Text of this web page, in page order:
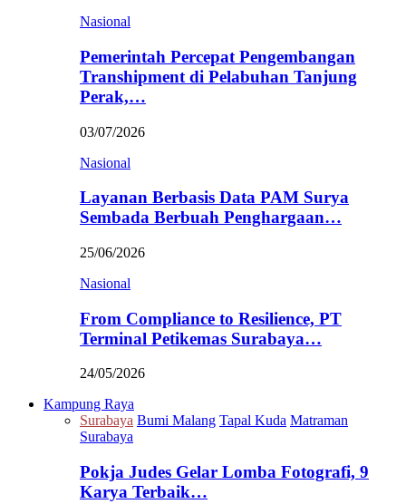
Nasional
Pemerintah Percepat Pengembangan
Transhipment di Pelabuhan Tanjung
Perak,…
03/07/2026
Nasional
Layanan Berbasis Data PAM Surya
Sembada Berbuah Penghargaan…
25/06/2026
Nasional
From Compliance to Resilience, PT
Terminal Petikemas Surabaya…
24/05/2026
Kampung Raya
Surabaya Bumi Malang Tapal Kuda Matraman
Surabaya
Pokja Judes Gelar Lomba Fotografi, 9
Karya Terbaik…